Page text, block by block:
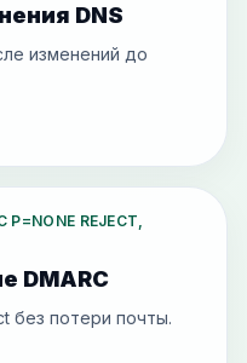
DNS
изменений до
P=NONE REJECT,
DMARC
без потери почты.